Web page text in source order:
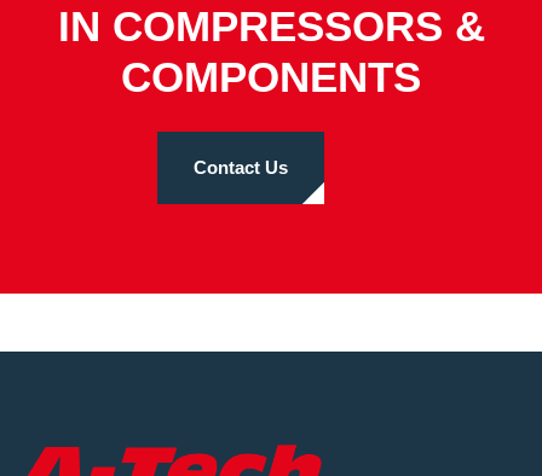
IN COMPRESSORS &
COMPONENTS
Contact Us